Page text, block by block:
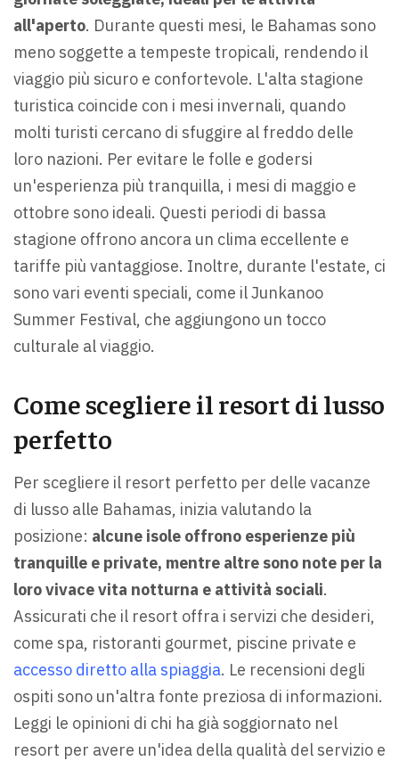
all'aperto. Durante questi mesi, le Bahamas sono
meno soggette a tempeste tropicali, rendendo il
viaggio più sicuro e confortevole. L'alta stagione
turistica coincide con i mesi invernali, quando
molti turisti cercano di sfuggire al freddo delle
loro nazioni. Per evitare le folle e godersi
un'esperienza più tranquilla, i mesi di maggio e
ottobre sono ideali. Questi periodi di bassa
stagione offrono ancora un clima eccellente e
tariffe più vantaggiose. Inoltre, durante l'estate, ci
sono vari eventi speciali, come il Junkanoo
Summer Festival, che aggiungono un tocco
culturale al viaggio.
Come scegliere il resort di lusso
perfetto
Per scegliere il resort perfetto per delle vacanze
di lusso alle Bahamas, inizia valutando la
posizione: alcune isole offrono esperienze più
tranquille e private, mentre altre sono note per la
loro vivace vita notturna e attività sociali.
Assicurati che il resort offra i servizi che desideri,
come spa, ristoranti gourmet, piscine private e
accesso diretto alla spiaggia. Le recensioni degli
ospiti sono un'altra fonte preziosa di informazioni.
Leggi le opinioni di chi ha già soggiornato nel
resort per avere un'idea della qualità del servizio e